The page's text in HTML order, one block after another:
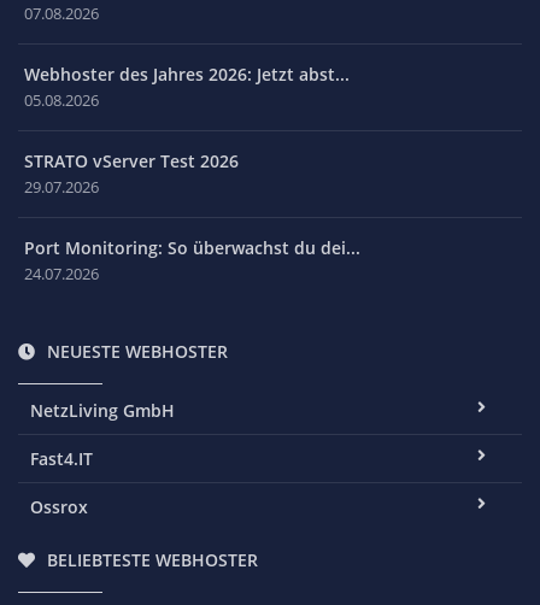
07.08.2026
Webhoster des Jahres 2026: Jetzt abst...
05.08.2026
STRATO vServer Test 2026
29.07.2026
Port Monitoring: So überwachst du dei...
24.07.2026
NEUESTE WEBHOSTER
NetzLiving GmbH
Fast4.IT
Ossrox
BELIEBTESTE WEBHOSTER